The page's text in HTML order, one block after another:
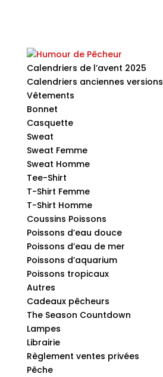
Calendriers de l’avent 2025
Calendriers anciennes versions
Vêtements
Bonnet
Casquette
Sweat
Sweat Femme
Sweat Homme
Tee-Shirt
T-Shirt Femme
T-Shirt Homme
Coussins Poissons
Poissons d’eau douce
Poissons d’eau de mer
Poissons d’aquarium
Poissons tropicaux
Autres
Cadeaux pêcheurs
The Season Countdown
Lampes
Librairie
Règlement ventes privées
Pêche